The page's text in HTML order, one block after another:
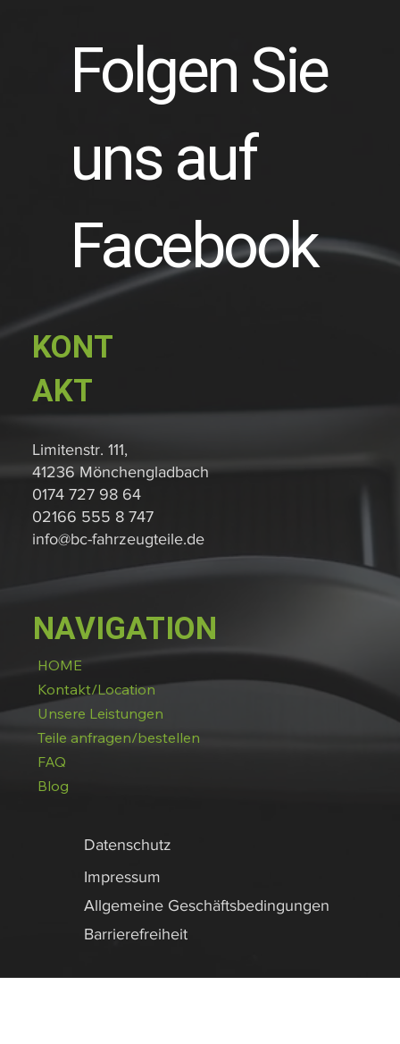
Folgen Sie
uns auf
Facebook
Datenschutz
Impressum
Allgemeine Geschäftsbedingungen
Barrierefreiheit
NAVIGATION
HOME
Kontakt/Location
Unsere Leistungen
Teile anfragen/bestellen
FAQ
Blog
KONT
AKT
Limitenstr. 111,
41236 Mönchengladbach
0174 727 98 64
02166 555 8 747
info@bc-fahrzeugteile.de